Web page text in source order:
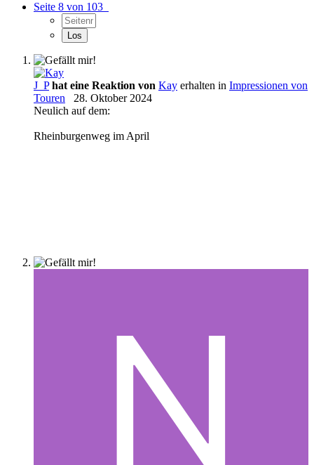
Seite 8 von 103
J_P hat eine Reaktion von Kay erhalten in Impressionen von
Touren
28. Oktober 2024
Neulich auf dem:
Rheinburgenweg im April